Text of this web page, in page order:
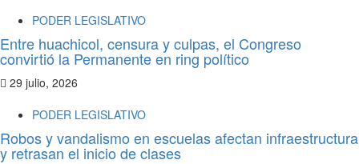
PODER LEGISLATIVO
Entre huachicol, censura y culpas, el Congreso
convirtió la Permanente en ring político
29 julio, 2026
PODER LEGISLATIVO
Robos y vandalismo en escuelas afectan infraestructura
y retrasan el inicio de clases